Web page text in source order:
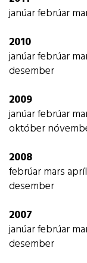
janúarfebrúar
2010
janúarfebrúar
desember
2009
janúarfebrúar
október
2008
febrúarmarsapríl
desember
2007
janúarfebrúar
desember